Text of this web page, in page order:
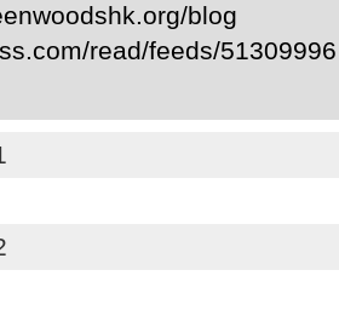
blog
read/feeds/51309996